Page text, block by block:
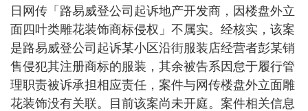
日网传「路易威登公司起诉地产开发商，因楼盘外立
面四叶类雕花装饰商标侵权」不属实。经核实，该案
是路易威登公司起诉某小区沿街服装店经营者彭某销
售侵犯其注册商标的服装，其余被告系因怠于履行管
理职责被诉承担相应责任，案件与网传楼盘外立面雕
花装饰没有关联。目前该案尚未开庭。案件相关信息